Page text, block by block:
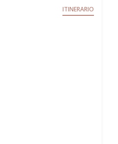
ITINERARIO